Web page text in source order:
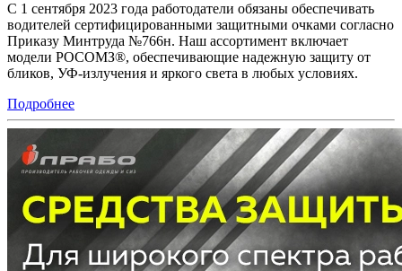
С 1 сентября 2023 года работодатели обязаны обеспечивать
водителей сертифицированными защитными очками согласно
Приказу Минтруда №766н. Наш ассортимент включает
модели РОСОМЗ®, обеспечивающие надежную защиту от
бликов, УФ-излучения и яркого света в любых условиях.
Подробнее